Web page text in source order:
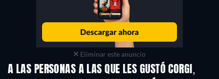
Eliminar este anuncio
A LAS PERSONAS A LAS QUE LES GUSTÓ CORGI,